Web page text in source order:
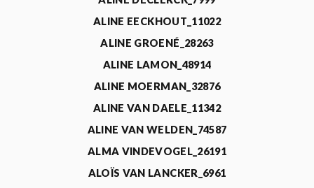
ALINE EECKHOUT_11022
ALINE GROENÉ_28263
ALINE LAMON_48914
ALINE MOERMAN_32876
ALINE VAN DAELE_11342
ALINE VAN WELDEN_74587
ALMA VINDEVOGEL_26191
ALOÏS VAN LANCKER_6961